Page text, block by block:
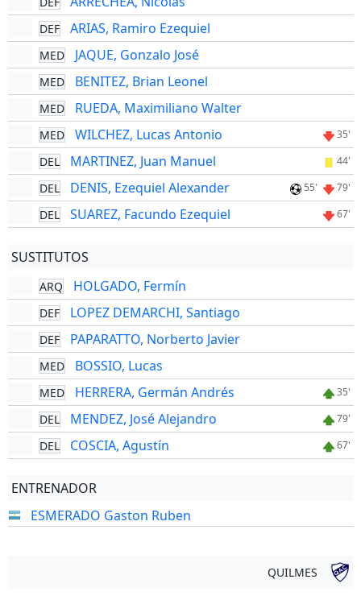
DEF ARIAS, Ramiro Ezequiel
MED JAQUE, Gonzalo José
MED BENITEZ, Brian Leonel
MED RUEDA, Maximiliano Walter
MED WILCHEZ, Lucas Antonio 35'
DEL MARTINEZ, Juan Manuel 44'
DEL DENIS, Ezequiel Alexander 55' 79'
DEL SUAREZ, Facundo Ezequiel 67'
SUSTITUTOS
ARQ HOLGADO, Fermín
DEF LOPEZ DEMARCHI, Santiago
DEF PAPARATTO, Norberto Javier
MED BOSSIO, Lucas
MED HERRERA, Germán Andrés 35'
DEL MENDEZ, José Alejandro 79'
DEL COSCIA, Agustín 67'
ENTRENADOR
ESMERADO Gaston Ruben
QUILMES